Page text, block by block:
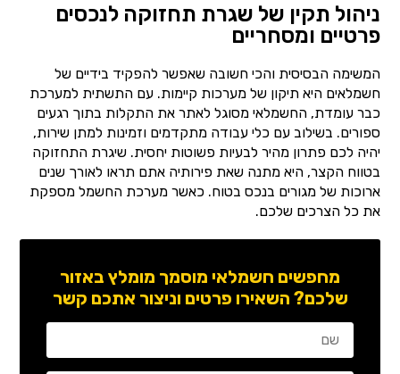
ניהול תקין של שגרת תחזוקה לנכסים
פרטיים ומסחריים
המשימה הבסיסית והכי חשובה שאפשר להפקיד בידיים של
חשמלאים היא תיקון של מערכות קיימות. עם התשתית למערכת
כבר עומדת, החשמלאי מסוגל לאתר את התקלות בתוך רגעים
ספורים. בשילוב עם כלי עבודה מתקדמים וזמינות למתן שירות,
יהיה לכם פתרון מהיר לבעיות פשוטות יחסית. שיגרת התחזוקה
בטווח הקצר, היא מתנה שאת פירותיה אתם תראו לאורך שנים
ארוכות של מגורים בנכס בטוח. כאשר מערכת החשמל מספקת
את כל הצרכים שלכם.
מחפשים חשמלאי מוסמך מומלץ באזור
שלכם? השאירו פרטים וניצור אתכם קשר